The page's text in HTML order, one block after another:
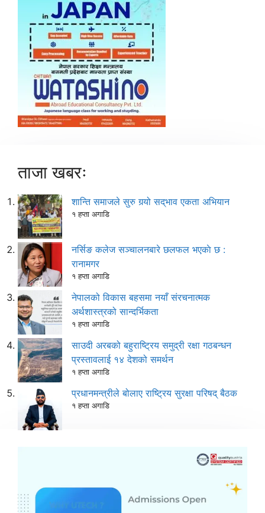
ताजा खबरः
शान्ति समाजले सुरु गर्‍यो सद्‌भाव एकता अभियान
१ हप्ता अगाडि
नर्सिङ कलेज सञ्चालनबारे छलफल भएकाे छ :
रानामगर
१ हप्ता अगाडि
नेपालको विकास बहसमा नयाँ संरचनात्मक
अर्थशास्त्रको सान्दर्भिकता
१ हप्ता अगाडि
साउदी अरबको बहुराष्ट्रिय समुद्री रक्षा गठबन्धन
प्रस्तावलाई १४ देशको समर्थन
१ हप्ता अगाडि
प्रधानमन्त्रीले बोलाए राष्ट्रिय सुरक्षा परिषद् बैठक
१ हप्ता अगाडि